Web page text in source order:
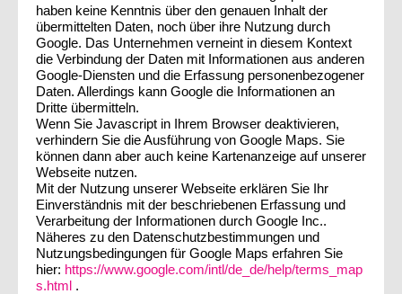
haben keine Kenntnis über den genauen Inhalt der
übermittelten Daten, noch über ihre Nutzung durch
Google. Das Unternehmen verneint in diesem Kontext
die Verbindung der Daten mit Informationen aus anderen
Google-Diensten und die Erfassung personenbezogener
Daten. Allerdings kann Google die Informationen an
Dritte übermitteln.
Wenn Sie Javascript in Ihrem Browser deaktivieren,
verhindern Sie die Ausführung von Google Maps. Sie
können dann aber auch keine Kartenanzeige auf unserer
Webseite nutzen.
Mit der Nutzung unserer Webseite erklären Sie Ihr
Einverständnis mit der beschriebenen Erfassung und
Verarbeitung der Informationen durch Google Inc..
Näheres zu den Datenschutzbestimmungen und
Nutzungsbedingungen für Google Maps erfahren Sie
hier: https://www.google.com/intl/de_de/help/terms_map
s.html .